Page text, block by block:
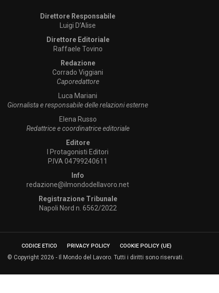
Direttore Responsabile
Luigi D’Alise
Direttore Editoriale
Raffaele Tovino
Redazione
Corrado Viggiani
Caporedattore
Luca Mariani
Giornalista e responsabile delle relazioni esterne
Elena Russo
Redattrice e coordinatrice editoriale
Editore
I Protagonisti Editori
P.IVA 04799240611
Info
redazione@ilmondodellavoro.net
Registrazione Tribunale
Napoli Nord n. 6562/2022
CODICE ETICO PRIVACY POLICY COOKIE POLICY (UE)
© Copyright 2026 - Il Mondo del Lavoro. Tutti i diritti sono riservati.